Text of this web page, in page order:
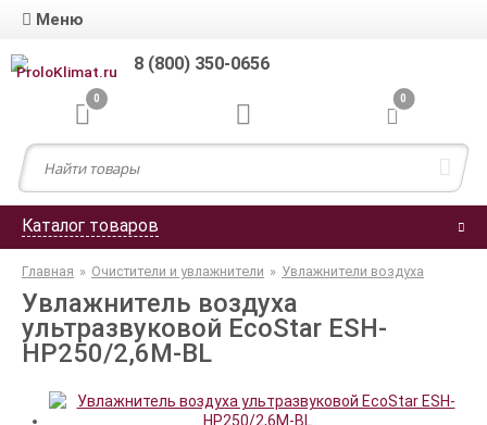
Меню
8 (800) 350-0656
0 0
Каталог товаров
Главная » Очистители и увлажнители » Увлажнители воздуха
Увлажнитель воздуха
ультразвуковой EcoStar ESH-
HP250/2,6M-BL